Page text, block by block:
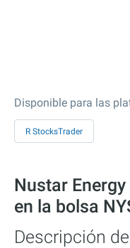
Disponible para las
R StocksTrader
Nustar
en la bolsa
Descripción